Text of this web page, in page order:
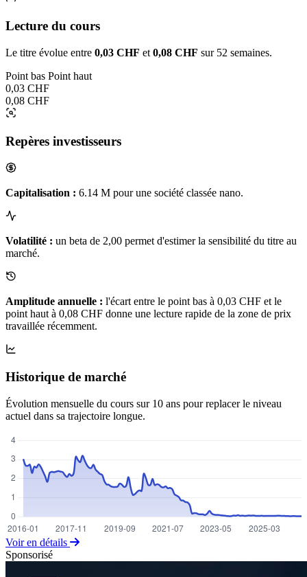
Lecture du cours
Le titre évolue entre 0,03 CHF et 0,08 CHF sur 52 semaines.
Point bas Point haut
0,03 CHF
0,08 CHF
Repères investisseurs
Capitalisation : 6.14 M pour une société classée nano.
Volatilité : un beta de 2,00 permet d'estimer la sensibilité du titre au
marché.
Amplitude annuelle : l'écart entre le point bas à 0,03 CHF et le
point haut à 0,08 CHF donne une lecture rapide de la zone de prix
travaillée récemment.
Historique de marché
Évolution mensuelle du cours sur 10 ans pour replacer le niveau
actuel dans sa trajectoire longue.
Voir en détails
Sponsorisé